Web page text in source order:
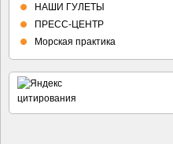
НАШИ ГУЛЕТЫ
ПРЕСС-ЦЕНТР
Морская практика